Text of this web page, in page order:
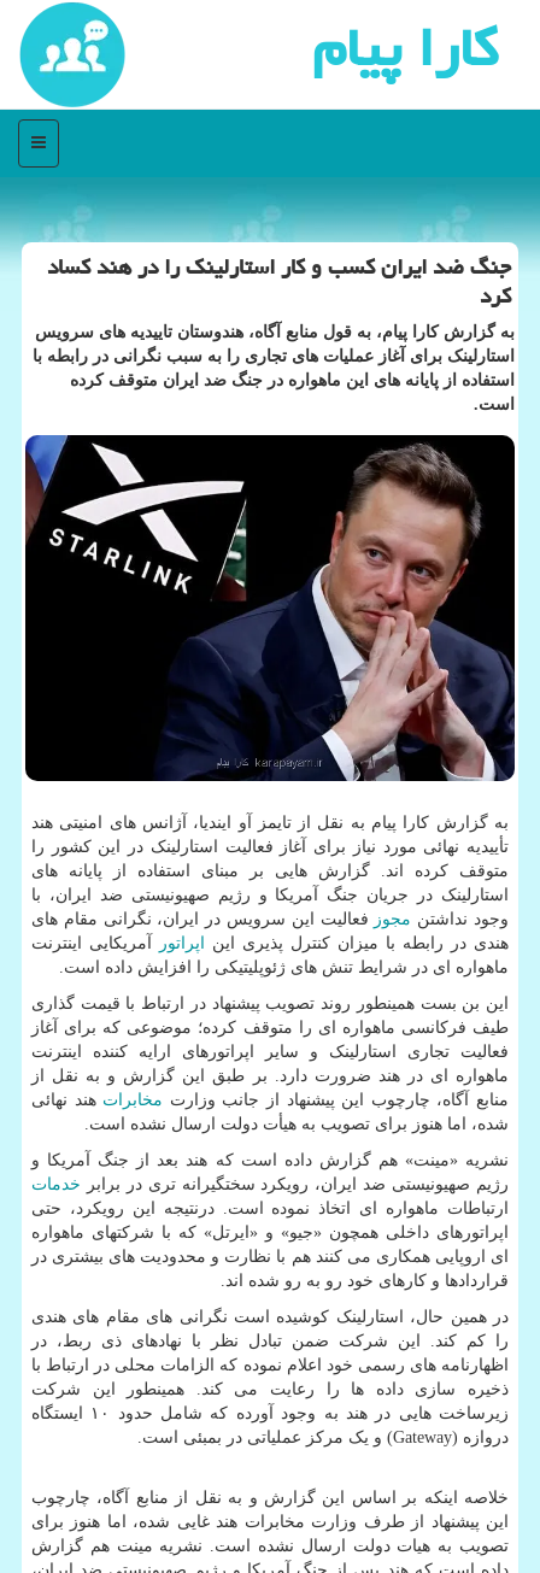
كارا پیام
منو
جنگ ضد ایران کسب و کار استارلینک را در هند کساد
کرد
به گزارش کارا پیام، به قول منابع آگاه، هندوستان تاییدیه های سرویس
استارلینک برای آغاز عملیات های تجاری را به سبب نگرانی در رابطه با
استفاده از پایانه های این ماهواره در جنگ ضد ایران متوقف کرده
است.
به گزارش کارا پیام به نقل از تایمز آو ایندیا، آژانس های امنیتی هند
تأییدیه نهائی مورد نیاز برای آغاز فعالیت استارلینک در این کشور را
متوقف کرده اند. گزارش هایی بر مبنای استفاده از پایانه های
استارلینک در جریان جنگ آمریکا و رژیم صهیونیستی ضد ایران، با
وجود نداشتن مجوز فعالیت این سرویس در ایران، نگرانی مقام های
هندی در رابطه با میزان کنترل پذیری این اپراتور
آمریکایی اینترنت
ماهواره ای در شرایط تنش های ژئوپلیتیکی را افزایش داده است.
این بن بست همینطور روند تصویب پیشنهاد در ارتباط با قیمت گذاری
طیف فرکانسی ماهواره ای را متوقف کرده؛ موضوعی که برای آغاز
فعالیت تجاری استارلینک و سایر اپراتورهای ارایه کننده اینترنت
ماهواره ای در هند ضرورت دارد. بر طبق این گزارش و به نقل از
منابع آگاه، چارچوب این پیشنهاد از جانب وزارت مخابرات هند نهائی
شده، اما هنوز برای تصویب به هیأت دولت ارسال نشده است.
نشریه «مینت» هم گزارش داده است که هند بعد از جنگ آمریکا و
رژیم صهیونیستی ضد ایران، رویکرد سختگیرانه تری در برابر خدمات
ارتباطات ماهواره ای اتخاذ نموده است. درنتیجه این رویکرد، حتی
اپراتورهای داخلی همچون «جیو» و «ایرتل» که با شرکتهای ماهواره
ای اروپایی همکاری می کنند هم با نظارت و محدودیت های بیشتری در
قراردادها و کارهای خود رو به رو شده اند.
در همین حال، استارلینک کوشیده است نگرانی های مقام های هندی
را کم کند. این شرکت ضمن تبادل نظر با نهادهای ذی ربط، در
اظهارنامه های رسمی خود اعلام نموده که الزامات محلی در ارتباط با
ذخیره سازی داده ها را رعایت می کند. همینطور این شرکت
زیرساخت هایی در هند به وجود آورده که شامل حدود ۱۰ ایستگاه
دروازه (Gateway) و یک مرکز عملیاتی در بمبئی است.
خلاصه اینکه بر اساس این گزارش و به نقل از منابع آگاه، چارچوب
این پیشنهاد از طرف وزارت مخابرات هند غایی شده، اما هنوز برای
تصویب به هیات دولت ارسال نشده است. نشریه مینت هم گزارش